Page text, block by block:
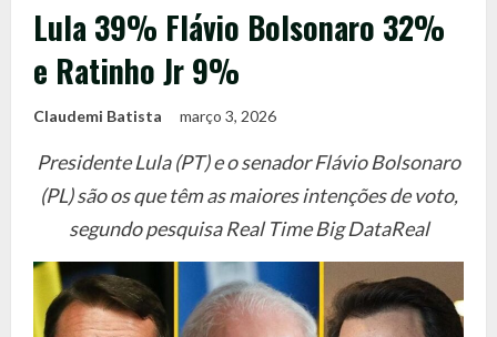
Lula 39% Flávio Bolsonaro 32%
e Ratinho Jr 9%
Claudemi Batista março 3, 2026
Presidente Lula (PT) e o senador Flávio Bolsonaro
(PL) são os que têm as maiores intenções de voto,
segundo pesquisa Real Time Big DataReal